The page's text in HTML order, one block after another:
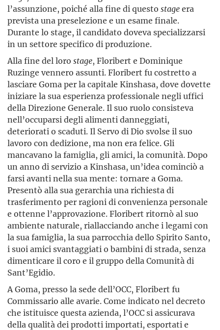
l’assunzione, poiché alla fine di questo stageera
prevista una preselezione e un esame finale.
Durante lo stage, il candidato doveva specializzarsi
in un settore specifico di produzione.
Alla fine del loro stage, Floribert e Dominique
Ruzinge vennero assunti. Floribert fu costretto a
lasciare Goma per la capitale Kinshasa, dove dovette
iniziare la sua esperienza professionale negli uffici
della Direzione Generale. Il suo ruolo consisteva
nell’occu­parsi degli alimenti danneggiati,
deteriorati o scaduti. Il Servo di Dio svolse il suo
lavoro con dedizione, ma non era felice. Gli
mancavano la famiglia, gli amici, la comunità. Dopo
un anno di servizio a Kinshasa, un’idea cominciò a
farsi avanti nella sua mente: tornare a Goma.
Presentò alla sua gerarchia una richiesta di
trasferimento per ragioni di convenienza personale
e ottenne l’approvazione. Floribert ritornò al suo
ambiente naturale, riallacciando anche i legami con
la sua famiglia, la sua parrocchia dello Spirito Santo,
i suoi amici svantaggiati o bambini di strada, senza
dimenticare il coro e il gruppo della Comunità di
Sant’Egidio.
A Goma, presso la sede dell’OCC, Floribert fu
Commissario alle avarie. Come indicato nel decreto
che istituisce questa azienda, l’OCC si assicurava
della qualità dei prodotti importati, esportati e